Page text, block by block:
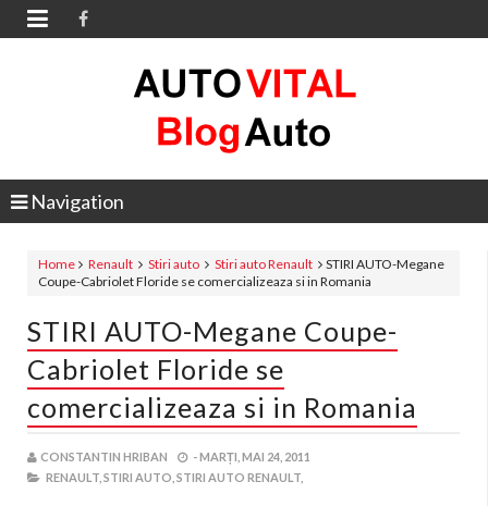

Navigation
Home Renault Stiri auto Stiri auto Renault
STIRI AUTO-Megane
Coupe-Cabriolet Floride se comercializeaza si in Romania
STIRI AUTO-Megane Coupe-
Cabriolet Floride se
comercializeaza si in Romania
CONSTANTIN HRIBAN -MARȚI, MAI 24, 2011
RENAULT, STIRI AUTO, STIRI AUTO RENAULT,